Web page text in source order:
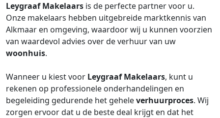
Leygraaf Makelaars is de perfecte partner voor u.
Onze makelaars hebben uitgebreide marktkennis van
Alkmaar en omgeving, waardoor wij u kunnen voorzien
van waardevol advies over de verhuur van uw
woonhuis.
Wanneer u kiest voor Leygraaf Makelaars, kunt u
rekenen op professionele onderhandelingen en
begeleiding gedurende het geheleverhuurproces. Wij
zorgen ervoor dat u de beste deal krijgt en dat het